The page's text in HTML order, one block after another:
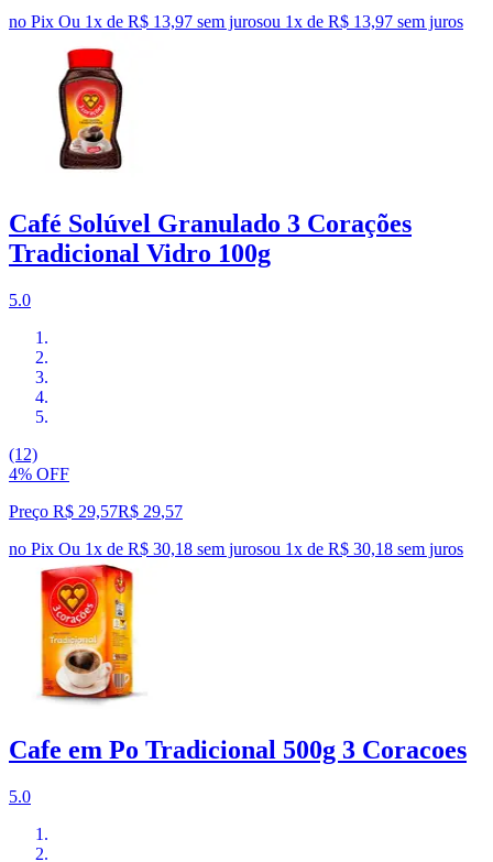
no Pix Ou 1x de R$ 13,97 sem jurosou 1x de R$ 13,97 sem juros
Café Solúvel Granulado 3 Corações
Tradicional Vidro 100g
5.0
(12)
4% OFF
Preço R$ 29,57R$ 29,57
no Pix Ou 1x de R$ 30,18 sem jurosou 1x de R$ 30,18 sem juros
Cafe em Po Tradicional 500g 3 Coracoes
5.0